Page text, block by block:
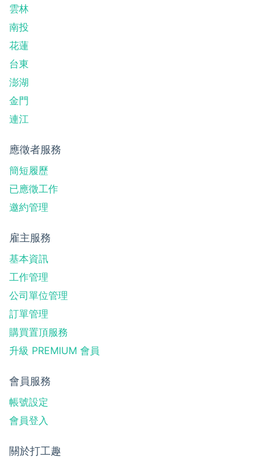
雲林
南投
花蓮
台東
澎湖
金門
連江
應徵者服務
簡短履歷
已應徵工作
邀約管理
雇主服務
基本資訊
工作管理
公司單位管理
訂單管理
購買置頂服務
升級 PREMIUM 會員
會員服務
帳號設定
會員登入
關於打工趣